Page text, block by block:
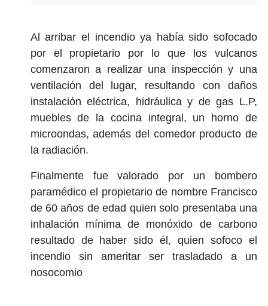
Al arribar el incendio ya había sido sofocado
por el propietario por lo que los vulcanos
comenzaron a realizar una inspección y una
ventilación del lugar, resultando con daños
instalación eléctrica, hidráulica y de gas L.P,
muebles de la cocina integral, un horno de
microondas, además del comedor producto de
la radiación.
Finalmente fue valorado por un bombero
paramédico el propietario de nombre Francisco
de 60 años de edad quien solo presentaba una
inhalación mínima de monóxido de carbono
resultado de haber sido él, quien sofoco el
incendio sin ameritar ser trasladado a un
nosocomio